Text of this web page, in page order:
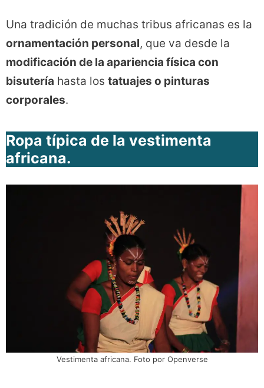
Una tradición de muchas tribus africanas es la
ornamentación personal, que va desde la
modificación de la apariencia física con
bisutería hasta los tatuajes o pinturas
corporales.
Ropa típica de la vestimenta
africana.
Vestimenta africana. Foto por Openverse